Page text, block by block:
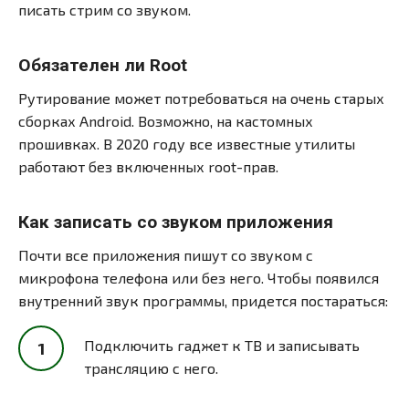
писать стрим со звуком.
Обязателен ли Root
Рутирование может потребоваться на очень старых
сборках Android. Возможно, на кастомных
прошивках. В 2020 году все известные утилиты
работают без включенных root-прав.
Как записать со звуком приложения
Почти все приложения пишут со звуком с
микрофона телефона или без него. Чтобы появился
внутренний звук программы, придется постараться:
Подключить гаджет к ТВ и записывать
трансляцию с него.